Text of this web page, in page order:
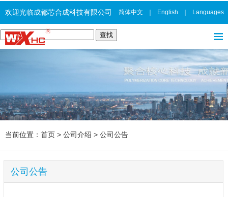
欢迎光临成都芯合成科技有限公司 简体中文 English Languages
当前位置： 首页 > 公司介绍 > 公司公告
公司公告